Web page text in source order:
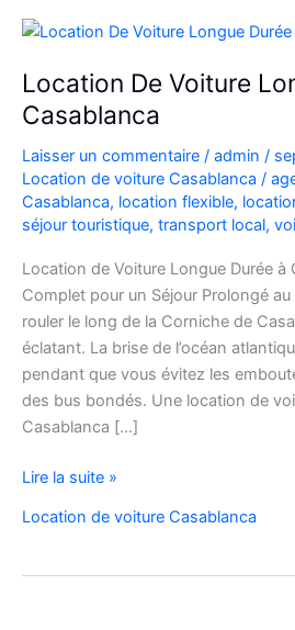
Location De Voiture
Casablanca
Laisser un commentaire / admin /
Location de voiture Casablanca /
Casablanca, location flexible,
séjour touristique, transport local,
Location de Voiture Longue Durée à
Complet pour un Séjour Prolongé
rouler le long de la Corniche de
éclatant. La brise de l’océan
pendant que vous évitez les
des bus bondés. Une location de
Casablanca […]
Location
Voiture
Durée
Lire la suite »
Location de voiture Casablanca